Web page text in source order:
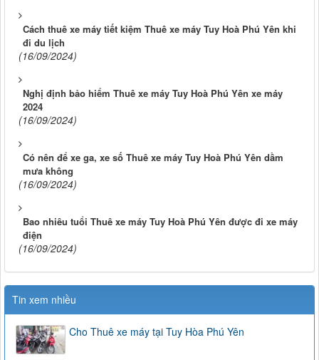
Cách thuê xe máy tiết kiệm Thuê xe máy Tuy Hoà Phú Yên khi
đi du lịch
(16/09/2024)
Nghị định bảo hiểm Thuê xe máy Tuy Hoà Phú Yên xe máy
2024
(16/09/2024)
Có nên để xe ga, xe số Thuê xe máy Tuy Hoà Phú Yên dầm
mưa không
(16/09/2024)
Bao nhiêu tuổi Thuê xe máy Tuy Hoà Phú Yên được đi xe máy
điện
(16/09/2024)
Tin xem nhiều
Cho Thuê xe máy tại Tuy Hòa Phú Yên